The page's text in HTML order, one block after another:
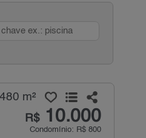
m²
R$10.000
Condomínio: R$ 800